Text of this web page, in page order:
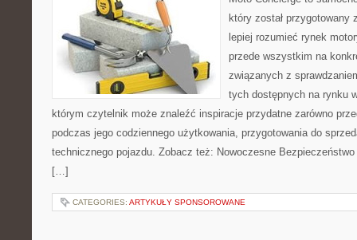
który został
lepiej rozumieć rynek
przede wszystkim na
związanych z
tych dostępnych na rynku
którym czytelnik może znaleźć inspiracje przydatne zarówno
podczas jego codziennego użytkowania, przygotowania do
technicznego pojazdu. Zobacz też: Nowoczesne
[…]
CATEGORIES: ARTYKUŁY SPONSOROWANE